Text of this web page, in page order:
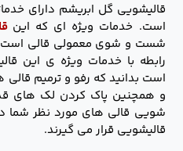
قالیشویی گل ابریشم دارای
است. خدمات ویژه ای که این
شست و شوی معمولی قالی است
رابطه با خدمات ویژه ی این
است بدانید که رفو و ترمیم
و همچنین پاک کردن لک های
شویی قالی های مورد نظر شما
قالیشویی قرار می گیرند.